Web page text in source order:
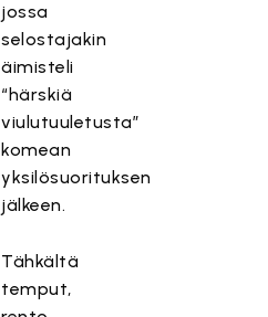
jossa
selostajakin
äimisteli
“härskiä
viulutuuletusta”
komean
yksilösuorituksen
jälkeen.
Tähkältä
temput,